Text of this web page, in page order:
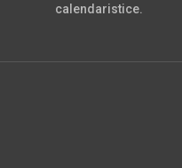
calendaristice.